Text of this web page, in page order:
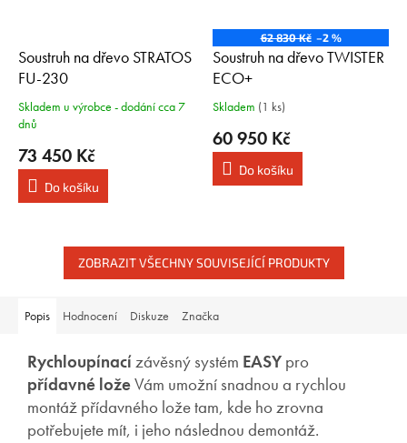
Soustruh na dřevo STRATOS
FU-230
Stabilní soustruh vhodný pro
velmi náročné uživatele
Skladem u výrobce - dodání cca 7
dnů
73 450 Kč
Do košíku
62 830 Kč –2 %
Soustruh na dřevo TWISTER
ECO+
Stabilní soustruh vhodný pro
Skladem (1 ks)
60 950 Kč
Do košíku
ZOBRAZIT VŠECHNY SOUVISEJÍCÍ PRODUKTY
Popis Hodnocení Diskuze Značka
Rychloupínacízávěsný systém EASY pro
přídavné ložeVám umožní snadnou a rychlou
montáž přídavného lože tam, kde ho zrovna
potřebujete mít, i jeho následnou demontáž.